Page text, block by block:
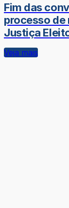
Fim das
processo de
Justiça
Veja mais